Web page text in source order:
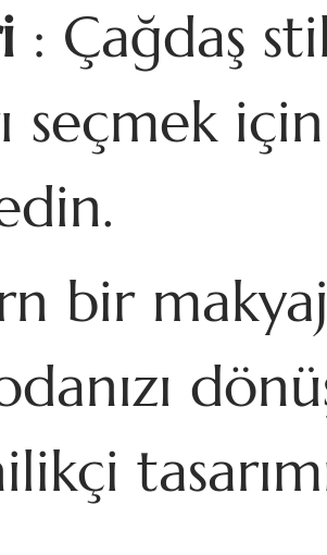
: Çağdaş
seçmek
bir makyaj